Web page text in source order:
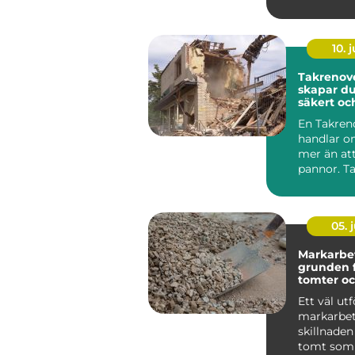
som ...
10.
skapar
säkert
En
handlar
mer än
pannor.
skydd
05.
grunden
tomter
Ett väl
tomt